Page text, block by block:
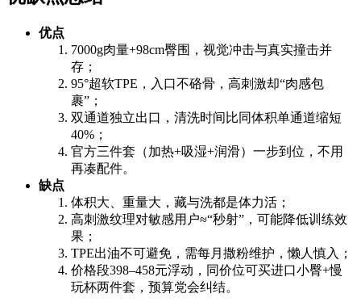
优点
7000g肉量+98cm臀围，视觉冲击与真实撞击并
存；
95°超软TPE，入口不硌骨，高刺激却“肉感包
裹”；
双通道独立出口，清洗时间比同体积单通道缩短
40%；
官方三件套（加热+吸湿+润滑）一步到位，不用
再凑配件。
缺点
体积大、重量大，藏与洗都是体力活；
高刺激纹理对敏感用户≈“秒射”，可能降低训练效
果；
TPE出油不可避免，需每月撒粉维护，懒人慎入；
价格段398–458元浮动，同价位可买进口小臀+慢
玩杯两件套，预算党会纠结。